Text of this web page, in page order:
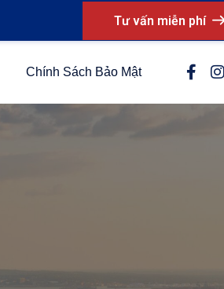
Tư vấn miễn phí
Chính Sách Bảo Mật